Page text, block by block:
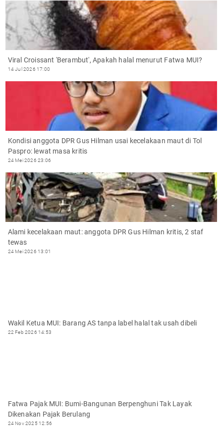
Viral Croissant 'Berambut', Apakah halal menurut Fatwa MUI?
14 Jul 2026 17:00
Kondisi anggota DPR Gus Hilman usai kecelakaan maut di Tol
Paspro: lewat masa kritis
24 Mei 2026 23:06
Alami kecelakaan maut: anggota DPR Gus Hilman kritis, 2 staf
tewas
24 Mei 2026 13:01
Wakil Ketua MUI: Barang AS tanpa label halal tak usah dibeli
22 Feb 2026 14:53
Fatwa Pajak MUI: Bumi-Bangunan Berpenghuni Tak Layak
Dikenakan Pajak Berulang
24 Nov 2025 12:56